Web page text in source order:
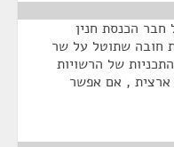
חבר הכנסת חנין
חובה שתוטל על שר
של הרשויות
ארצית , אם אפשר